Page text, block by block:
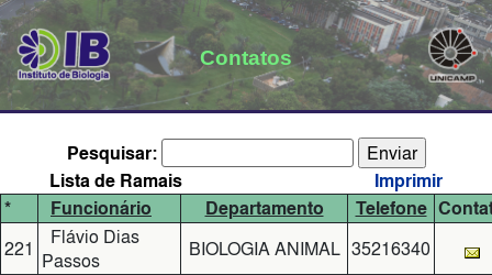
Contatos
Pesquisar:
Lista de Ramais
Imprimir
*
Funcionário Departamento Telefone
221
Flávio Dias
Passos
BIOLOGIA ANIMAL 35216340